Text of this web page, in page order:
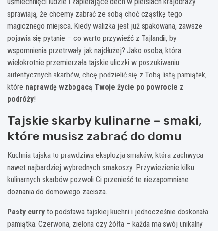
uśmiechnięci ludzie i zapierające dech w piersiach krajobrazy
sprawiają, że chcemy zabrać ze sobą choć cząstkę tego
magicznego miejsca. Kiedy walizka jest już spakowana, zawsze
pojawia się pytanie – co warto przywieźć z Tajlandii, by
wspomnienia przetrwały jak najdłużej? Jako osoba, która
wielokrotnie przemierzała tajskie uliczki w poszukiwaniu
autentycznych skarbów, chcę podzielić się z Tobą listą pamiątek,
które naprawdę wzbogacą Twoje życie po powrocie z
podróży!
Tajskie skarby kulinarne – smaki,
które musisz zabrać do domu
Kuchnia tajska to prawdziwa eksplozja smaków, która zachwyca
nawet najbardziej wybrednych smakoszy. Przywiezienie kilku
kulinarnych skarbów pozwoli Ci przenieść te niezapomniane
doznania do domowego zacisza.
Pasty curry to podstawa tajskiej kuchni i jednocześnie doskonała
pamiątka. Czerwona, zielona czy żółta – każda ma swój unikalny